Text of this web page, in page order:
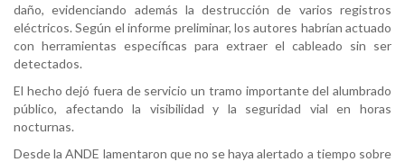
daño, evidenciando además la destrucción de varios registros
eléctricos. Según el informe preliminar, los autores habrían actuado
con herramientas específicas para extraer el cableado sin ser
detectados.
El hecho dejó fuera de servicio un tramo importante del alumbrado
público, afectando la visibilidad y la seguridad vial en horas
nocturnas.
Desde la ANDE lamentaron que no se haya alertado a tiempo sobre